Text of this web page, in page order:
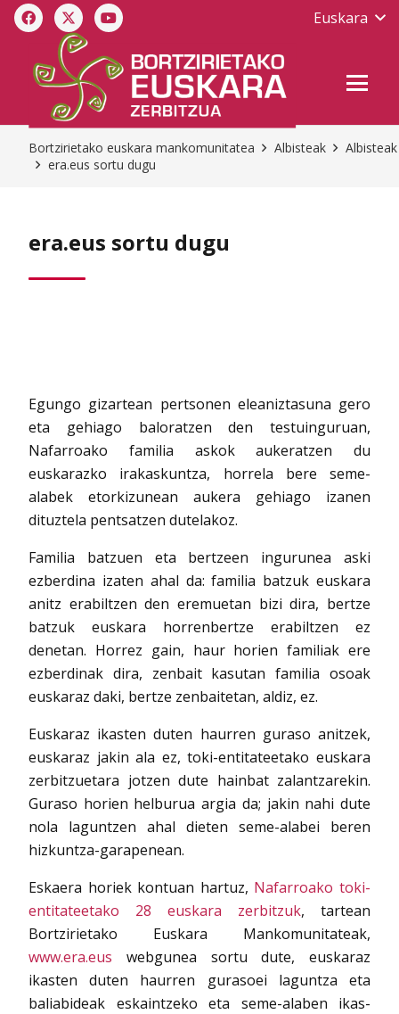
Euskara
Bortzirietako euskara mankomunitatea Albisteak
Albisteak
era.eus sortu dugu
era.eus sortu dugu
Egungo gizartean pertsonen eleaniztasuna gero
eta gehiago baloratzen den testuinguruan,
Nafarroako familia askok aukeratzen du
euskarazko irakaskuntza, horrela bere seme-
alabek etorkizunean aukera gehiago izanen
dituztela pentsatzen dutelakoz.
Familia batzuen eta bertzeen ingurunea aski
ezberdina izaten ahal da: familia batzuk euskara
anitz erabiltzen den eremuetan bizi dira, bertze
batzuk euskara horrenbertze erabiltzen ez
denetan. Horrez gain, haur horien familiak ere
ezberdinak dira, zenbait kasutan familia osoak
euskaraz daki, bertze zenbaitetan, aldiz, ez.
Euskaraz ikasten duten haurren guraso anitzek,
euskaraz jakin ala ez, toki-entitateetako euskara
zerbitzuetara jotzen dute hainbat zalantzarekin.
Guraso horien helburua argia da; jakin nahi dute
nola laguntzen ahal dieten seme-alabei beren
hizkuntza-garapenean.
Eskaera horiek kontuan hartuz, Nafarroako toki-
entitateetako 28 euskara zerbitzuk, tartean
Bortzirietako Euskara Mankomunitateak,
www.era.eus webgunea sortu dute, euskaraz
ikasten duten haurren gurasoei laguntza eta
baliabideak eskaintzeko eta seme-alaben ikas-